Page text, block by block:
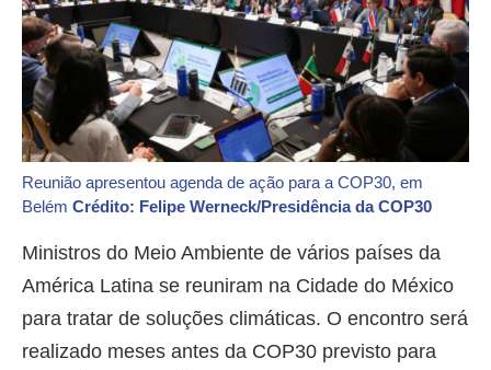
Reunião apresentou agenda de ação para a COP30, em
Belém Crédito: Felipe Werneck/Presidência da COP30
Ministros do Meio Ambiente de vários países da
América Latina se reuniram na Cidade do México
para tratar de soluções climáticas. O encontro será
realizado meses antes da COP30 previsto para